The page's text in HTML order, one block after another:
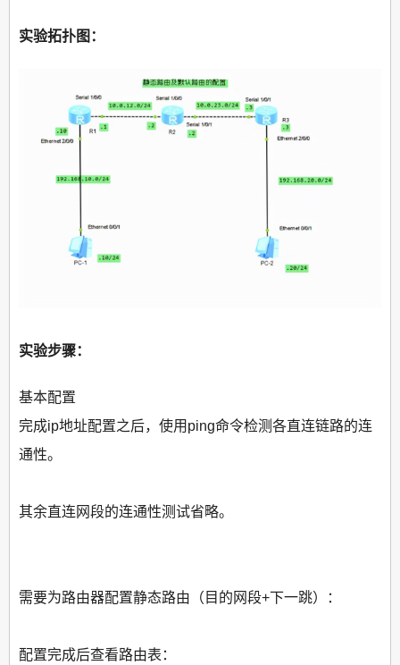
实验拓扑图：
实验步骤：
基本配置
完成ip地址配置之后，使用ping命令检测各直连链路的连
通性。
其余直连网段的连通性测试省略。
需要为路由器配置静态路由（目的网段+下一跳）：
配置完成后查看路由表：